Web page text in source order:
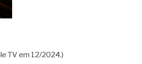
of 5.0 stars
TV em 12/2024.)